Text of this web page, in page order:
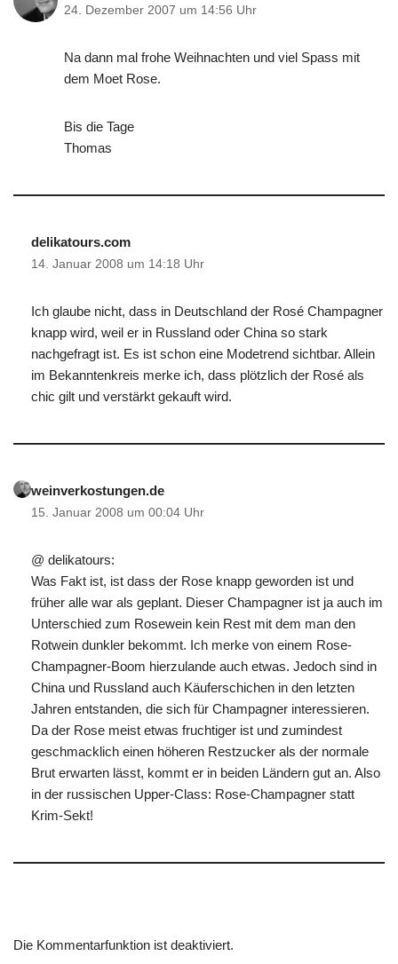
24. Dezember 2007 um 14:56 Uhr
Na dann mal frohe Weihnachten und viel Spass mit
dem Moet Rose.
Bis die Tage
Thomas
delikatours.com
14. Januar 2008 um 14:18 Uhr
Ich glaube nicht, dass in Deutschland der Rosé Champagner
knapp wird, weil er in Russland oder China so stark
nachgefragt ist. Es ist schon eine Modetrend sichtbar. Allein
im Bekanntenkreis merke ich, dass plötzlich der Rosé als
chic gilt und verstärkt gekauft wird.
weinverkostungen.de
15. Januar 2008 um 00:04 Uhr
@ delikatours:
Was Fakt ist, ist dass der Rose knapp geworden ist und
früher alle war als geplant. Dieser Champagner ist ja auch im
Unterschied zum Rosewein kein Rest mit dem man den
Rotwein dunkler bekommt. Ich merke von einem Rose-
Champagner-Boom hierzulande auch etwas. Jedoch sind in
China und Russland auch Käuferschichen in den letzten
Jahren entstanden, die sich für Champagner interessieren.
Da der Rose meist etwas fruchtiger ist und zumindest
geschmacklich einen höheren Restzucker als der normale
Brut erwarten lässt, kommt er in beiden Ländern gut an. Also
in der russischen Upper-Class: Rose-Champagner statt
Krim-Sekt!
Die Kommentarfunktion ist deaktiviert.